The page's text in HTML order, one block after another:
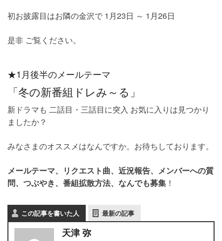
初お披露目はお隣の金沢で 1月23日 ～ 1月26日
是非 ご覧ください。
★1月後半のメールテーマ
「冬の新番組ドレみ～る」
新ドラマも 二話目・三話目に突入 お気に入りは見つかり
ましたか？
みなさまのオススメはなんですか。お待ちしております。
メールテーマ、リクエスト曲、近況報告、メンバーへの質
問、つぶやき、番組拡散方法、なんでも募集 ！
この記事を書いた人 最新の記事
天津 弥